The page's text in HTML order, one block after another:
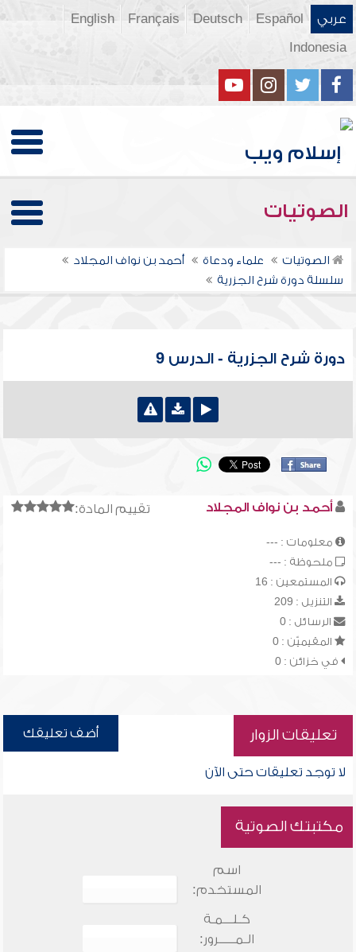
عربي Español
Deutsch
Français
English
Indonesia
الصوتيات
الصوتيات علماء ودعاة
أحمد بن نواف المجلاد
سلسلة دورة شرح الجزرية
دورة شرح الجزرية - الدرس 9
تقييم المادة: أحمد بن نواف المجلاد
معلومات : ---
ملحوظة : ---
المستمعين : 16
التنزيل : 209
الرسائل : 0
المقيميّن : 0
في خزائن : 0
تعليقات الزوار أضف تعليقك
لا توجد تعليقات حتى الآن
مكتبتك الصوتية
اسم
المستخدم:
كـلـــمـة
الـمـــــرور: